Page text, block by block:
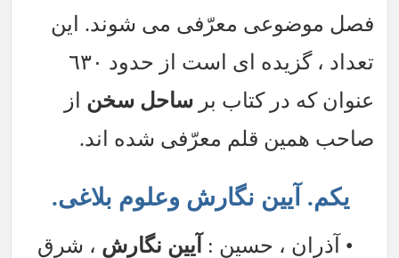
فصل موضوعی معرّفی می شوند. این
تعداد ، گزیده ای است از حدود ٦٣٠
عنوان که در کتاب بر ساحل سخن از
صاحب همین قلم معرّفی شده اند.
یکم. آیین نگارش وعلوم بلاغی.
• آذران ، حسین : آیین نگارش ، شرق